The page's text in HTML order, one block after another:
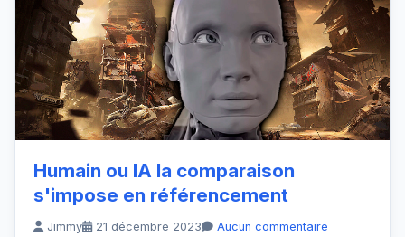
Humain ou IA la comparaison
s'impose en référencement
Jimmy 21 décembre 2023 Aucun commentaire